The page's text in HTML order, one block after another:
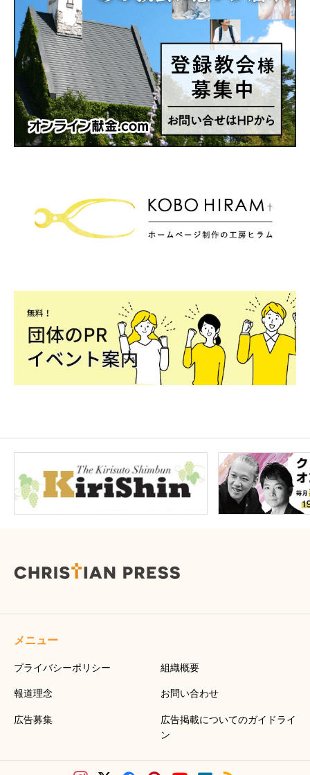
メニュー
プライバシーポリシー 組織概要
報道理念 お問い合わせ
広告募集
広告掲載についてのガイドライ
ン